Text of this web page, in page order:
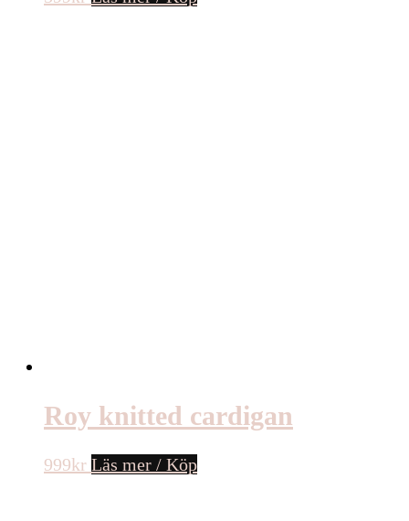
Roy knitted cardigan
999kr Läs mer / Köp